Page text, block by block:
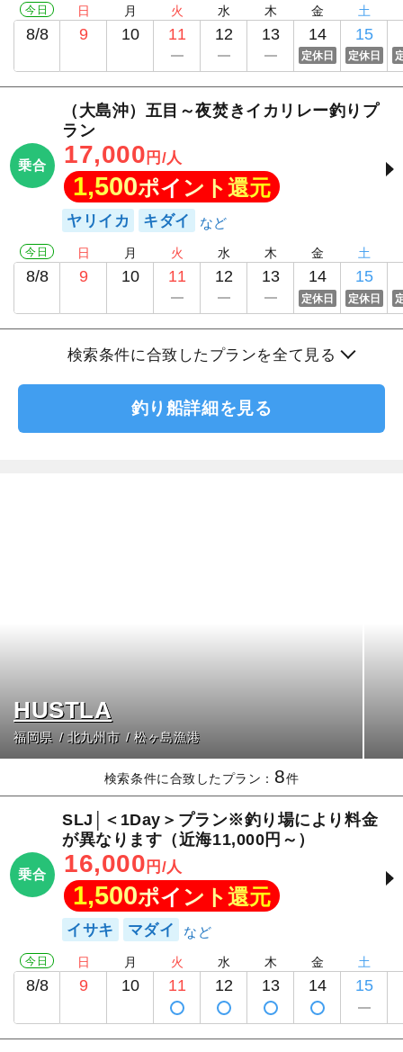
今日
8/8
日
9
月
10
火
11
水
12
木
13
金
14
定休日
土
15
定休日
乗合
（大島沖）五目～夜焚きイカリレー釣りプ
ラン
17,000 円/人
1,500ポイント還元
ヤリイカ キダイ
今日
8/8
日
9
月
10
火
11
水
12
木
13
金
14
定休日
土
15
定休日
検索条件に合致したプランを全て見る
釣り船詳細を見る
HUSTLA
福岡県 北九州市 松ヶ島漁港
検索条件に合致したプラン： 8件
乗合
SLJ│＜1Day＞プラン※釣り場により料金
が異なります（近海11,000円～）
16,000 円/人
1,500ポイント還元
イサキ マダイ
今日
8/8
日
9
月
10
火
11
水
12
木
13
金
14
土
15